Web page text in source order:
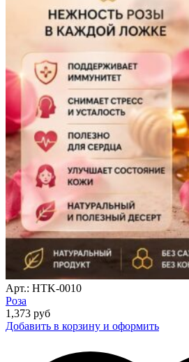
Арт.: HTK-0010
Роза
1,373 руб
Добавить в корзину и оформить